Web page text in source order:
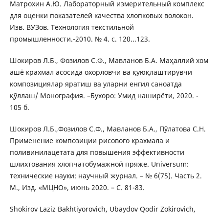
Матрохин А.Ю. Лабораторный измерительный комплекс
для оценки показателей качества хлопковых волокон.
Изв. ВУЗов. Технология текстильной
промышленности.-2010. № 4. с. 120...123.
Шокиров Л.Б., Фозилов С.Ф., Мавланов Б.А. Маҳаллий хом
ашё крахмал асосида охорловчи ва қуюқлаштирувчи
композициялар яратиш ва уларни енгил саноатда
қўллаш/ Монография. –Бухоро: Умид наширёти, 2020. -
105 б.
Шокиров Л.Б.,Фозилов С.Ф., Мавланов Б.А., Пўлатова С.Н.
Применение композиции рисового крахмала и
поливинилацетата для повышения эффективности
шлихтования хлопчатобумажной пряже. Universum:
технические науки: научный журнал. – № 6(75). Часть 2.
М., Изд. «МЦНО», июнь 2020. – С. 81-83.
Shokirov Laziz Bakhtiyorovich, Ubaydov Qodir Zokirovich,